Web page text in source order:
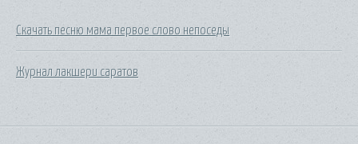
Скачать песню мама первое слово непоседы
Журнал лакшери саратов